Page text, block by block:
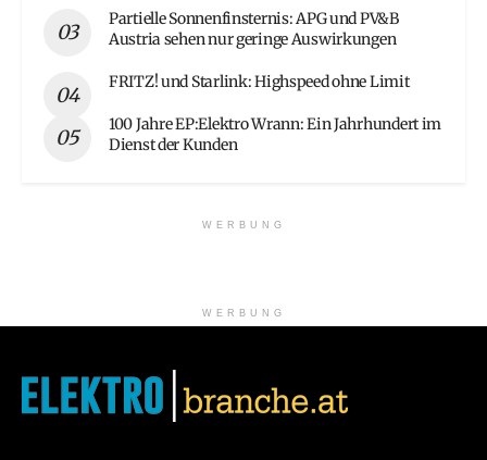
Partielle Sonnenfinsternis: APG und PV&B
Austria sehen nur geringe Auswirkungen
FRITZ! und Starlink: Highspeed ohne Limit
100 Jahre EP:Elektro Wrann: Ein Jahrhundert im
Dienst der Kunden
WERBUNG
WERBUNG